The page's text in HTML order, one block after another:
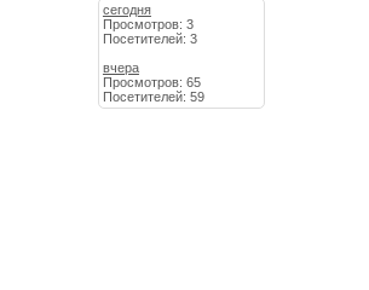
сегодня
Просмотров: 3
Посетителей: 3
вчера
Просмотров: 65
Посетителей: 59